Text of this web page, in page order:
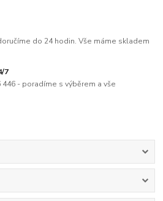
do 24 hodin. Vše máme skladem
7
- poradíme s výběrem a vše